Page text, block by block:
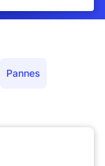
Pannes